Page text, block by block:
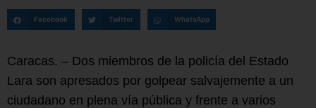
Facebook Twitter WhatsApp
Caracas. – Dos miembros de la policía del Estado
Lara son apresados por golpear salvajemente a un
ciudadano en plena vía pública y frente a varios